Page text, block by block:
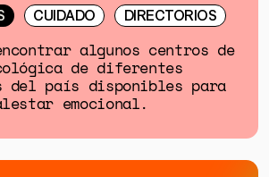
CUIDADO DIRECTORIOS
algunos centros de
de diferentes
del país disponibles para
emocional.